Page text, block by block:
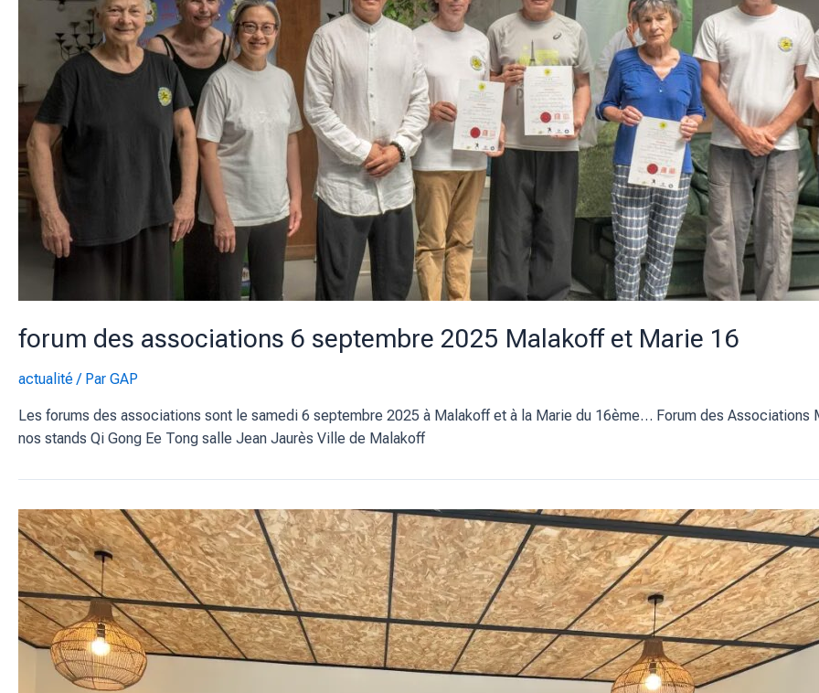
forum des associations 6 septembre 2025 Malakoff et Marie 16
actualité/ Par GAP
Les forums des associations sont le samedi 6 septembre 2025 à Malakoff et à la Marie du 16ème… Forum des
nos stands Qi Gong Ee Tong salle Jean Jaurès Ville de Malakoff